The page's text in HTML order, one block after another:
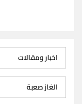
اخبار ومقالات
الغاز صعبة